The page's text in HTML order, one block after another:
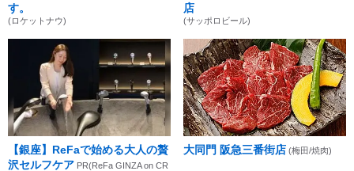
す。
(ロケットナウ)
店
(サッポロビール)
【銀座】ReFaで始める大人の贅
沢セルフケア PR(ReFa GINZA on CR
大同門 阪急三番街店 (梅田/焼肉)